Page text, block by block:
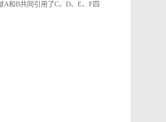
和B共同引用了C、D、E、F四